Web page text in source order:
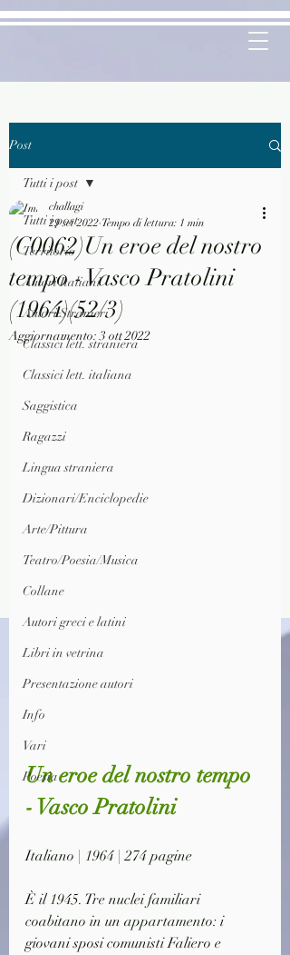
Post
Tutti i post
Territorio
Autori Italiani
Autori Stranieri
Classici lett. straniera
Classici lett. italiana
Saggistica
Ragazzi
Lingua straniera
Dizionari/Enciclopedie
Arte/Pittura
Teatro/Poesia/Musica
Collane
Autori greci e latini
Libri in vetrina
Presentazione autori
Info
Vari
Poesia
Tutti i post
(C0062)Un eroe del nostro
tempo - Vasco Pratolini
(1964)(52/3)
challagi
29 set 2022 Tempo di lettura: 1 min
Aggiornamento:3 ott 2022
Un eroe del nostro tempo
- Vasco Pratolini
Italiano | 1964 | 274 pagine
È il 1945. Tre nuclei familiari
coabitano in un appartamento: i
giovani sposi comunisti Faliero e